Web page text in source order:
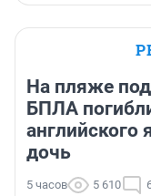
На пляже
БПЛА
английского
дочь
5 часов 5 610